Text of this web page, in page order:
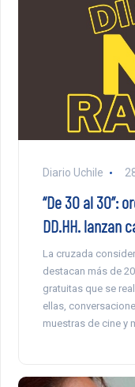
Diario Uchile
“De 30 al 30”:
DD.HH. lanzan
La cruzada
destacan más de
gratuitas que se
ellas,
muestras de cine y